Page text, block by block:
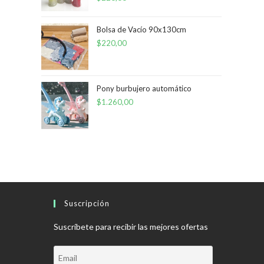
Bolsa de Vacío 90x130cm
$220,00
Pony burbujero automático
$1.260,00
Suscripción
Suscríbete para recibir las mejores ofertas